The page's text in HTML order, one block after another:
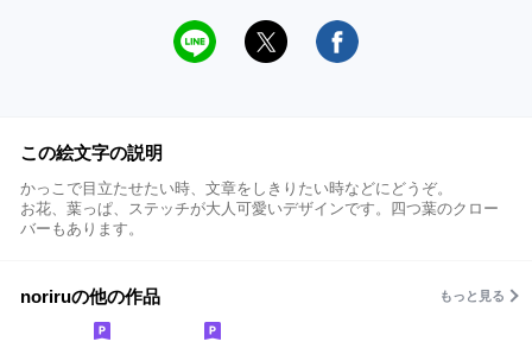
この絵文字の説明
かっこで目立たせたい時、文章をしきりたい時などにどうぞ。
お花、葉っぱ、ステッチが大人可愛いデザインです。四つ葉のクロー
バーもあります。
noriruの他の作品 もっと見る